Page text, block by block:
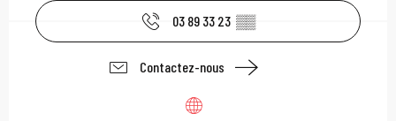
03 89 33 23 ▒▒
Contactez-nous